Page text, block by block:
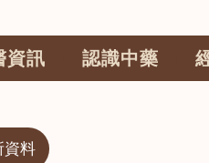
資訊 認識中藥
資料